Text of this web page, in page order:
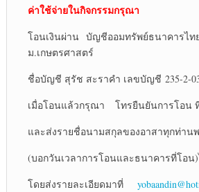
ค่าใช้จ่ายในกิจกรรมกรุณา
โอนเงินผ่าน บัญชีออมทรัพย์ธนาคารไ
ม.เกษตรศาสตร์
ชื่อบัญชี สุรัช สะราคำ เลขบัญชี 235-2-
เมื่อโอนแล้วกรุณา โทรยืนยันการโอน ที่
และส่งรายชื่อนามสกุลของอาสาทุกท่าน
(บอกวันเวลาการโอนและธนาคารที่โอน
โดยส่งรายละเอียดมาที่